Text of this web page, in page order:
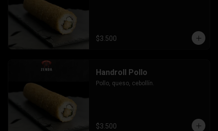
$3.500
Handroll Pollo
Pollo, queso, cebollín.
$3.500